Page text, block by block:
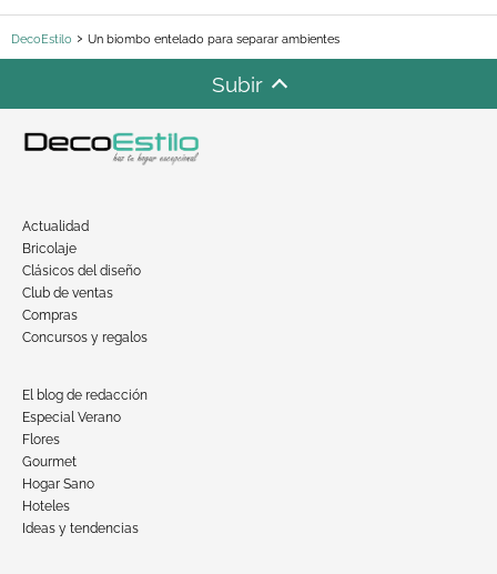
DecoEstilo Un biombo entelado para separar ambientes
Subir
Actualidad
Bricolaje
Clásicos del diseño
Club de ventas
Compras
Concursos y regalos
El blog de redacción
Especial Verano
Flores
Gourmet
Hogar Sano
Hoteles
Ideas y tendencias